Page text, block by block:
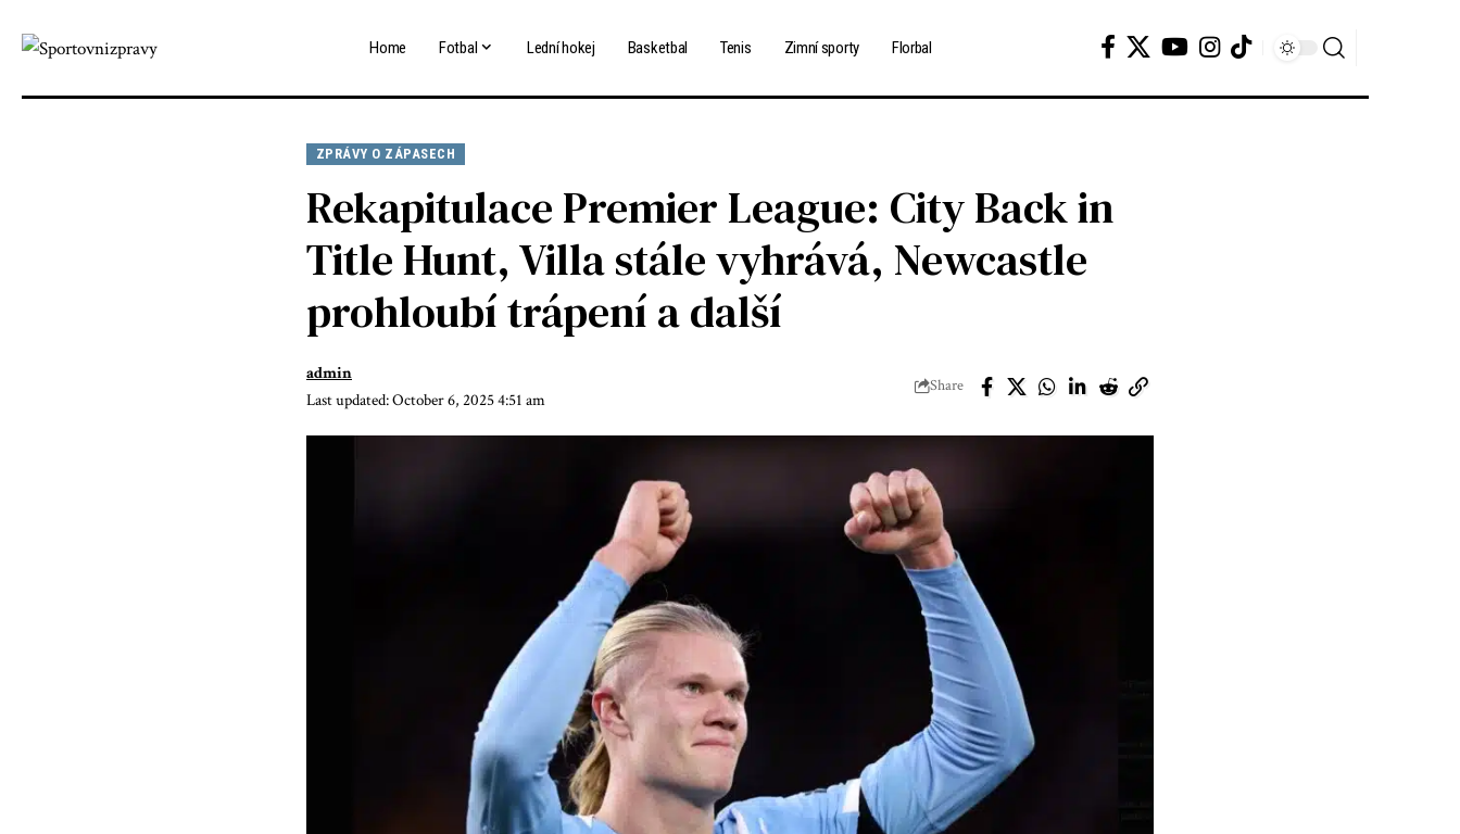
Home Fotbal Lední hokej Basketbal Tenis Zimní sporty Florbal
ZPRÁVY O ZÁPASECH
Rekapitulace Premier League: City Back in
Title Hunt, Villa stále vyhrává, Newcastle
prohloubí trápení a další
Last updated: October 6, 2025 4:51 am
admin
Share